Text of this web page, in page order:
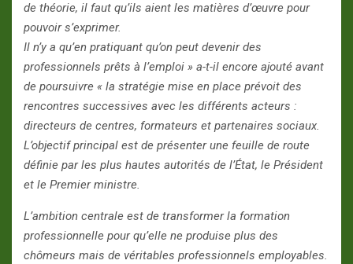
de théorie, il faut qu’ils aient les matières d’œuvre pour
pouvoir s’exprimer.
Il n’y a qu’en pratiquant qu’on peut devenir des
professionnels prêts à l’emploi » a-t-il encore ajouté avant
de poursuivre « la stratégie mise en place prévoit des
rencontres successives avec les différents acteurs :
directeurs de centres, formateurs et partenaires sociaux.
L’objectif principal est de présenter une feuille de route
définie par les plus hautes autorités de l’État, le Président
et le Premier ministre.
L’ambition centrale est de transformer la formation
professionnelle pour qu’elle ne produise plus des
chômeurs mais de véritables professionnels employables.